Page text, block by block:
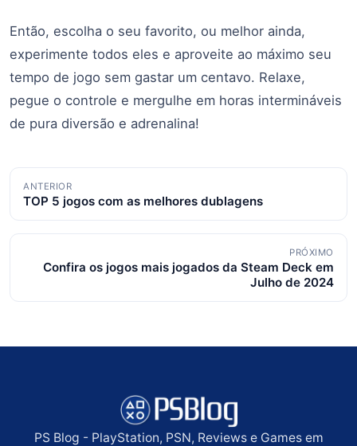
Então, escolha o seu favorito, ou melhor ainda,
experimente todos eles e aproveite ao máximo seu
tempo de jogo sem gastar um centavo. Relaxe,
pegue o controle e mergulhe em horas intermináveis
de pura diversão e adrenalina!
Navegação
de
posts
ANTERIOR
TOP 5 jogos com as melhores dublagens
PRÓXIMO
Confira os jogos mais jogados da Steam Deck em
Julho de 2024
PS Blog - PlayStation, PSN, Reviews e Games em